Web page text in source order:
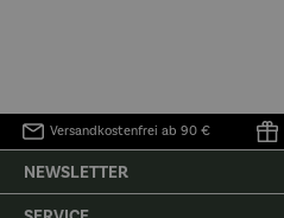
Versandkostenfrei ab 90 €
NEWSLETTER